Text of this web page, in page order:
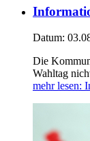
Datum:
Die
Wahltag
mehr lesen: